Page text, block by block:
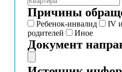
Причины
Ребенок-инвалид IV
родителей
Иное
Документ